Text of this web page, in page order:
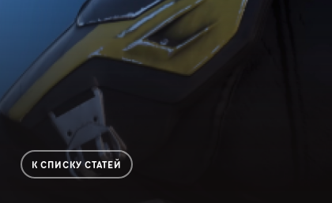
К СПИСКУ СТАТЕЙ